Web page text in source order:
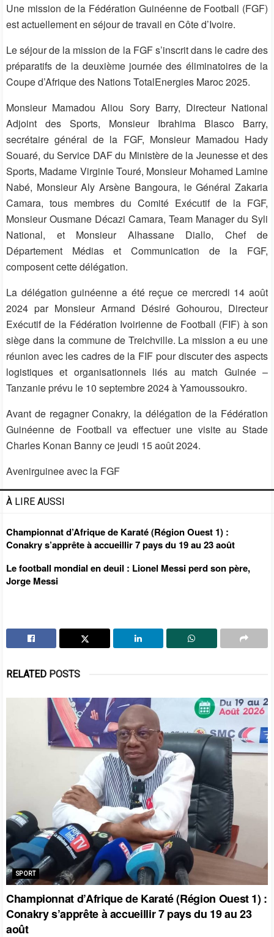
Une mission de la Fédération Guinéenne de Football (FGF)
est actuellement en séjour de travail en Côte d’Ivoire.
Le séjour de la mission de la FGF s’inscrit dans le cadre des
préparatifs de la deuxième journée des éliminatoires de la
Coupe d’Afrique des Nations TotalEnergies Maroc 2025.
Monsieur Mamadou Aliou Sory Barry, Directeur National
Adjoint des Sports, Monsieur Ibrahima Blasco Barry,
secrétaire général de la FGF, Monsieur Mamadou Hady
Souaré, du Service DAF du Ministère de la Jeunesse et des
Sports, Madame Virginie Touré, Monsieur Mohamed Lamine
Nabé, Monsieur Aly Arsène Bangoura, le Général Zakaria
Camara, tous membres du Comité Exécutif de la FGF,
Monsieur Ousmane Décazi Camara, Team Manager du Syli
National, et Monsieur Alhassane Diallo, Chef de
Département Médias et Communication de la FGF,
composent cette délégation.
La délégation guinéenne a été reçue ce mercredi 14 août
2024 par Monsieur Armand Désiré Gohourou, Directeur
Exécutif de la Fédération Ivoirienne de Football (FIF) à son
siège dans la commune de Treichville. La mission a eu une
réunion avec les cadres de la FIF pour discuter des aspects
logistiques et organisationnels liés au match Guinée –
Tanzanie prévu le 10 septembre 2024 à Yamoussoukro.
Avant de regagner Conakry, la délégation de la Fédération
Guinéenne de Football va effectuer une visite au Stade
Charles Konan Banny ce jeudi 15 août 2024.
Avenirguinee avec la FGF
À LIRE AUSSI
Championnat d’Afrique de Karaté (Région Ouest 1) :
Conakry s’apprête à accueillir 7 pays du 19 au 23 août
Le football mondial en deuil : Lionel Messi perd son père,
Jorge Messi
RELATED POSTS
SPORT
Championnat d’Afrique de Karaté (Région Ouest 1) :
Conakry s’apprête à accueillir 7 pays du 19 au 23
août